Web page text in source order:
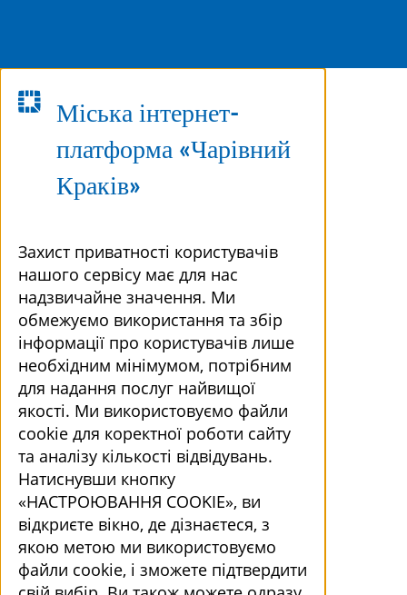
Міська інтернет-
платформа «Чарівний
Краків»
Захист приватності користувачів
нашого сервісу має для нас
надзвичайне значення. Ми
обмежуємо використання та збір
інформації про користувачів лише
необхідним мінімумом, потрібним
для надання послуг найвищої
якості. Ми використовуємо файли
cookie для коректної роботи сайту
та аналізу кількості відвідувань.
Натиснувши кнопку
«НАСТРОЮВАННЯ COOKIE», ви
відкриєте вікно, де дізнаєтеся, з
якою метою ми використовуємо
файли cookie, і зможете підтвердити